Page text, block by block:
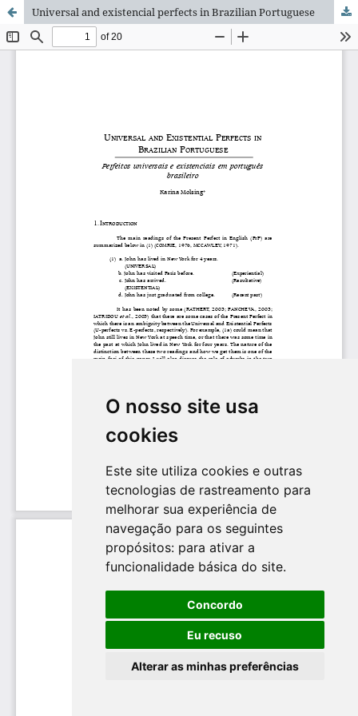
O nosso site usa
cookies
Este site utiliza cookies e outras
tecnologias de rastreamento para
melhorar sua experiência de
navegação para os seguintes
propósitos: para ativar a
funcionalidade básica do site.
Concordo
Eu recuso
Alterar as minhas preferências
Universal and existencial perfects in Brazilian Portuguese